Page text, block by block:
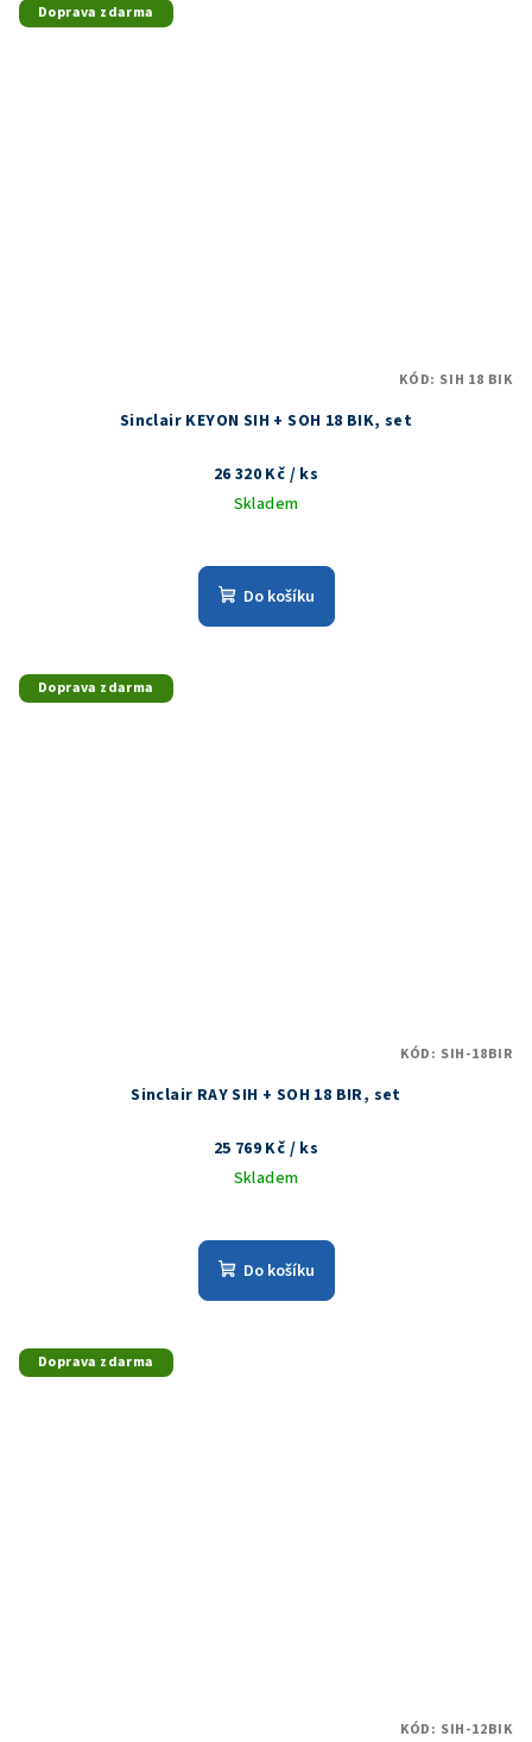
Doprava zdarma
Sinclair KEYON SIH + SOH 18 BIK, set
26 320 Kč / ks
Skladem
Do košíku
KÓD: SIH 18 BIK
Doprava zdarma
Sinclair RAY SIH + SOH 18 BIR, set
25 769 Kč / ks
Skladem
Do košíku
KÓD: SIH-18BIR
Doprava zdarma
KÓD: SIH-12BIK